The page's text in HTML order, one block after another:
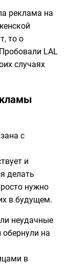
реклама на
то о
LAL
случаях
с
и
делать
нужно
в будущем.
неудачные
на
в